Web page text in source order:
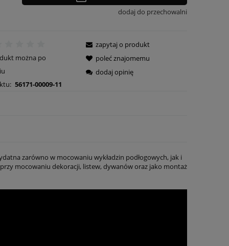
dodaj do przechowalni
można po
56171-00009-11
zapytaj o produkt
poleć znajomemu
dodaj opinię
zarówno w mocowaniu wykładzin podłogowych, jak i
mocowaniu dekoracji, listew, dywanów oraz jako montaż